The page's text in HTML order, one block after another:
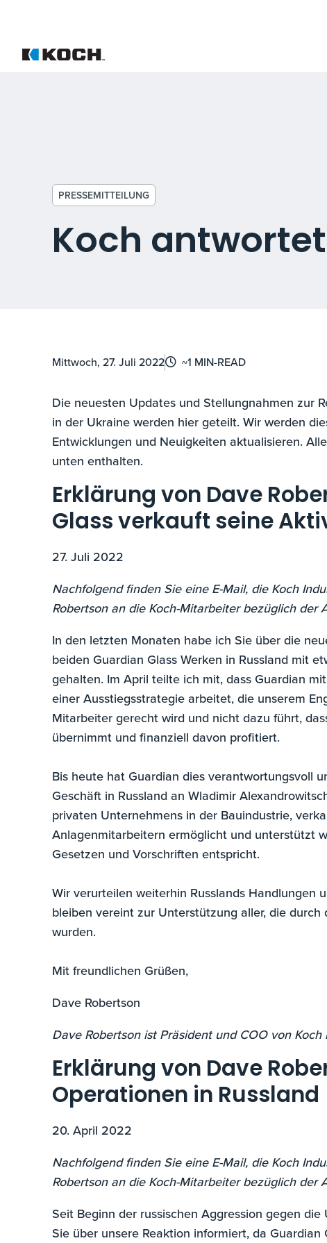
PRESSEMITTEILUNG
Koch
Mittwoch, 27. Juli 2022 ~1 MIN-READ
Die neuesten Updates und Stellungnahmen zur
in der Ukraine werden hier geteilt. Wir werden
Entwicklungen und Neuigkeiten aktualisieren.
unten enthalten.
Erklärung von Dave
Glass verkauft seine
27. Juli 2022
Nachfolgend finden Sie eine E-Mail, die Koch
Robertson an die Koch-Mitarbeiter bezüglich der
In den letzten Monaten habe ich Sie über die
beiden Guardian Glass Werken in Russland mit
gehalten. Im April teilte ich mit, dass Guardian
einer Ausstiegsstrategie arbeitet, die unserem
Mitarbeiter gerecht wird und nicht dazu führt,
übernimmt und finanziell davon profitiert.
Bis heute hat Guardian dies verantwortungsvoll
Geschäft in Russland an Wladimir
privaten Unternehmens in der Bauindustrie,
Anlagenmitarbeitern ermöglicht und unterstützt
Gesetzen und Vorschriften entspricht.
Wir verurteilen weiterhin Russlands Handlungen
bleiben vereint zur Unterstützung aller, die
wurden.
Mit freundlichen Grüßen,
Dave Robertson
Dave Robertson ist Präsident und COO von Koch
Erklärung von Dave
Operationen in Russland
20. April 2022
Nachfolgend finden Sie eine E-Mail, die Koch
Robertson an die Koch-Mitarbeiter bezüglich der
Seit Beginn der russischen Aggression gegen
Sie über unsere Reaktion informiert, da